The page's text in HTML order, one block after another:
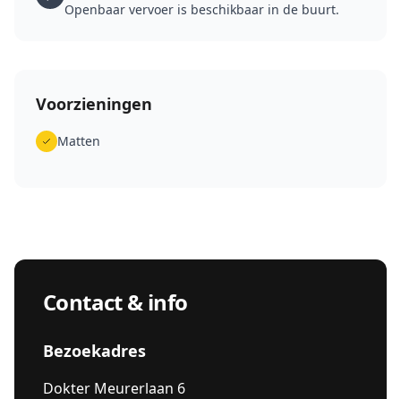
Openbaar vervoer is beschikbaar in de buurt.
Voorzieningen
Matten
Contact & info
Bezoekadres
Dokter Meurerlaan 6